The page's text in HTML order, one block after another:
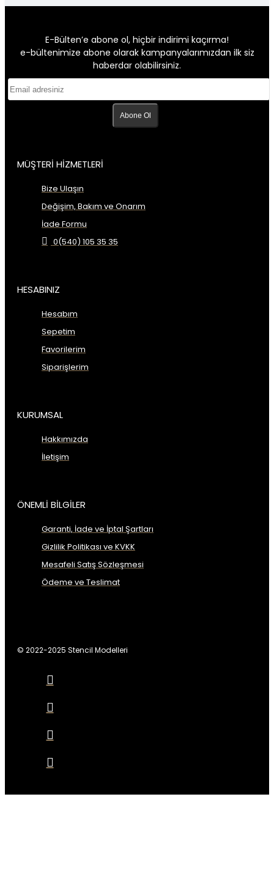
E-Bülten’e abone ol, hiçbir indirimi kaçırma!
e-bültenimize abone olarak kampanyalarımızdan ilk siz
haberdar olabilirsiniz.
Abone Ol
MÜŞTERİ HİZMETLERİ
Bize Ulaşın
Değişim, Bakım ve Onarım
İade Formu
0(540) 105 35 35
HESABINIZ
Hesabım
Sepetim
Favorilerim
Siparişlerim
KURUMSAL
Hakkımızda
İletişim
ÖNEMLİ BİLGİLER
Garanti, İade ve İptal Şartları
Gizlilik Politikası ve KVKK
Mesafeli Satış Sözleşmesi
Ödeme ve Teslimat
© 2022-2025 Stencil Modelleri